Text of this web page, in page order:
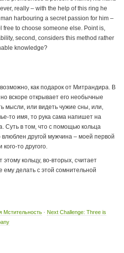
really – with the help of this ring he
harbouring a secret passion for him –
free to choose someone else. Point is,
second, considers this method rather
knowledge?
как подарок от Митрандира. В
вскоре открывает его необычные
мысли, или видеть чужие сны, или,
то имя, то рука сама напишет на
Суть в том, что с помощью кольца
другой мужчина – моей первой
то другого.
кольцу, во-вторых, считает
делать с этой сомнительной
Мстительность· Next Challenge: Three is